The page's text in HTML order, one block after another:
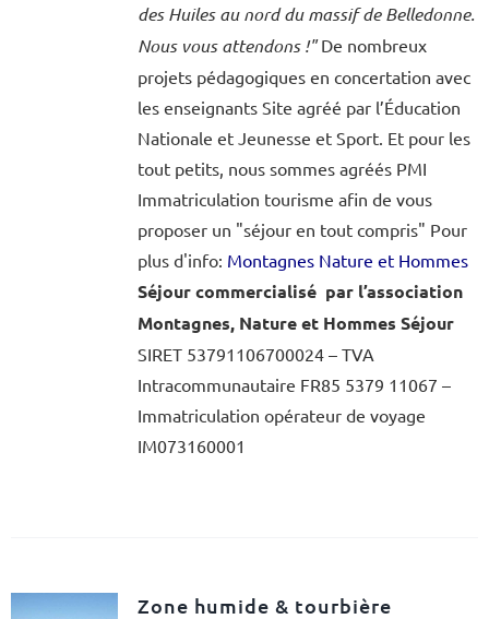
des Huiles au nord du massif de Belledonne.
Nous vous attendons !" De nombreux
projets pédagogiques en concertation avec
les enseignants Site agréé par l’Éducation
Nationale et Jeunesse et Sport. Et pour les
tout petits, nous sommes agréés PMI
Immatriculation tourisme afin de vous
proposer un "séjour en tout compris" Pour
plus d'info: Montagnes Nature et Hommes
Séjour commercialisé par l’association
Montagnes, Nature et Hommes Séjour
SIRET 53791106700024 – TVA
Intracommunautaire FR85 5379 11067 –
Immatriculation opérateur de voyage
IM073160001
Zone humide & tourbière